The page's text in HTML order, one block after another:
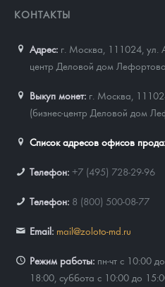
КОНТАКТЫ
Адрес: г. Москва, 111024 ул.
центр Деловой дом
Выкуп монет: г. Москва,
(бизнес-центр Деловой дом
Список адресов офисов
Телефон: +7 (495) 728-29-96
Телефон: 8 (800) 500-08-77
Email: mail@zoloto-md.ru
Режим работы: пн-чт с 10:00
18:00, суббота с 10:00 до